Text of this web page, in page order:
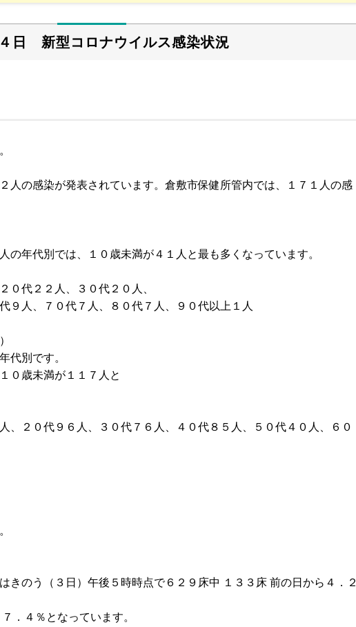
日 新型コロナウイルス感染状況
人の感染が発表されています。倉敷市保健所管内では、１７１人の感
の年代別では、１０歳未満が４１人と最も多くなっています。
０代２２人、３０代２０人、
９人、７０代７人、８０代７人、９０代以上１人
代別です。
０歳未満が１１７人と
、２０代９６人、３０代７６人、４０代８５人、５０代４０人、６０
きのう（３日）午後５時時点で６２９床中 １３３床 前の日から４．２
．４％となっています。